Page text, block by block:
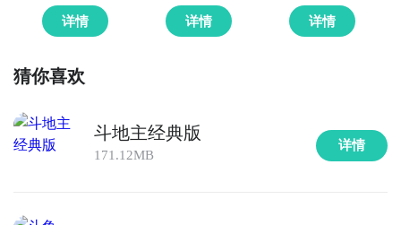
详情 详情 详情
猜你喜欢
斗地主经典版
171.12MB
详情